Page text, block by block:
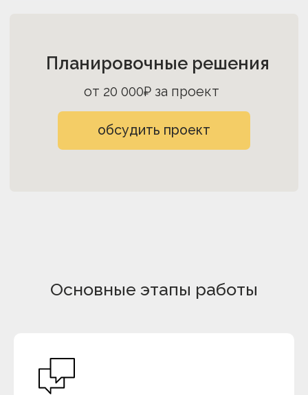
Основные этапы работы